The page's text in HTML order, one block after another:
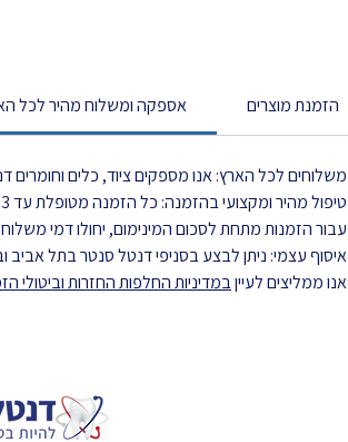
אספקה ומשלוח מהיר לכל הזמנת מוצרים
משלוחים לכל הארץ: אנו מספקים ציוד, כלים וחומרים
טיפול מהיר ומקצועי בהזמנה: כל הזמנה מטופלת עד 3 ימי עסקים ויוצאת ממחסני החברה לאספקה מהירה.
עבור הזמנות מתחת לסכום המינימום, יחולו דמי
איסוף עצמי: ניתן לבצע בסניפי דנטל סנטר בתל אביב
אנו ממליצים לעייןבמדיניות החלפות החזרות וביטולי